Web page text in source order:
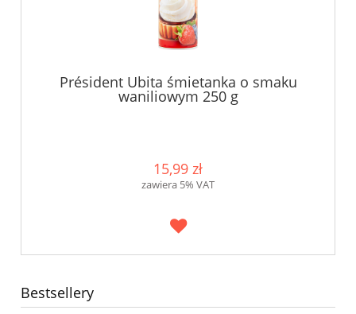
Président Ubita śmietanka o smaku
waniliowym 250 g
15,99 zł
zawiera 5% VAT
Bestsellery